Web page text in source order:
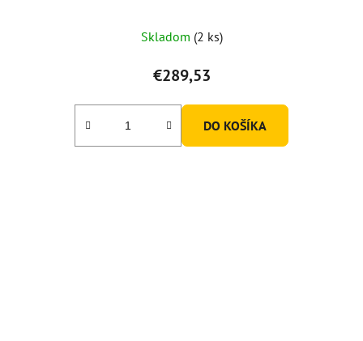
hodnotenie
produktu
je
5,0
Skladom (2 ks)
€289,53
DO KOŠÍKA